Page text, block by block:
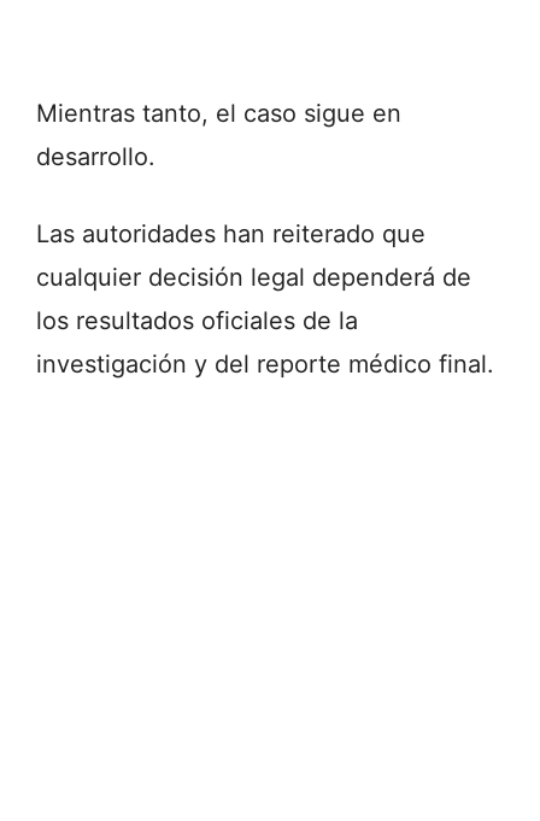
Mientras tanto, el caso sigue en
desarrollo.
Las autoridades han reiterado que
cualquier decisión legal dependerá de
los resultados oficiales de la
investigación y del reporte médico final.